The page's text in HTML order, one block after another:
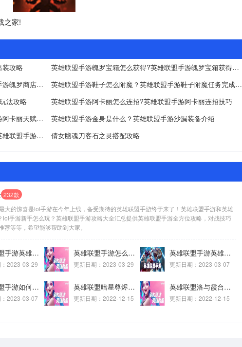
之家!
装攻略
英雄联盟手游魄罗宝箱怎么获得?英雄联盟手游魄罗宝箱获得攻略
英雄联盟手游魄罗商店奖池怎么升级？英雄联盟手游魄罗商店奖池升级攻略
英雄联盟手游鞋子怎么附魔？英雄联盟手游鞋子附魔任务完成攻略以及附魔效果详解
法攻略
英雄联盟手游阿卡丽怎么连招?英雄联盟手游阿卡丽连招技巧
英雄联盟手游阿卡丽天赋怎么搭配？英雄联盟手游阿卡丽天赋搭配攻略
英雄联盟手游金身是什么？英雄联盟手游沙漏装备介绍
英雄联盟手游金克丝的神秘宝库活动多久一次？英雄联盟手游金克丝的神秘宝库活动时间介绍
倩女幽魂刀客石之灵搭配攻略
232款
大的惊喜是lol手游在今年上线，备受期待的英雄联盟手游终于来了！英雄联盟手游和英雄
lol手游新手怎么玩？英雄联盟手游攻略大全汇总提供英雄联盟手游全方位攻略，对战技巧
等等，希望能够帮助到大家。
英雄联盟手游英雄排行榜规则是什么？英雄联盟手游英雄排行榜规则一览
2023-03-29
英雄联盟手游怎么看英雄排名？英雄联盟手游看英雄排名的方法
更新日期：2023-03-29
英雄联盟手游英雄排行怎么看？英雄联盟手游看英雄排行的具体方法
更新日期：2023-03-07
英雄联盟手游如何购买英雄？英雄联盟手游购买英雄的操作流程
2023-03-07
英雄联盟暗星尊烬台词有哪些?英雄联盟暗星尊烬台词介绍
更新日期：2022-12-15
英雄联盟洛与霞台词有哪些?英雄联盟洛与霞台词介绍
更新日期：2022-12-15